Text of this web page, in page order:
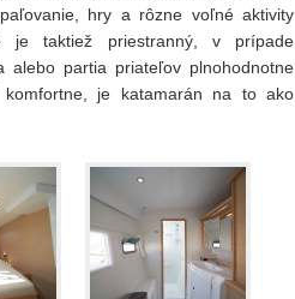
hry a rôzne voľné aktivity
je taktiež priestranný, v prípade
alebo partia priateľov plnohodnotne
je katamarán na to ako